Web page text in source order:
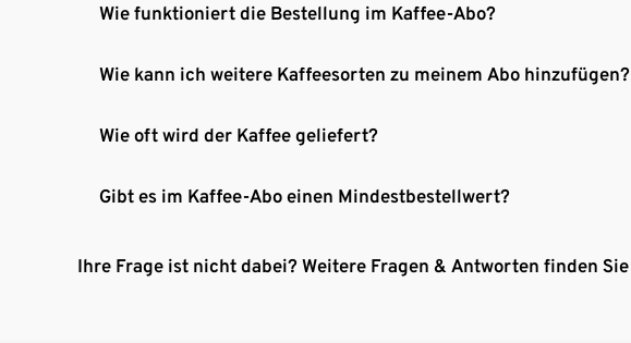
Wie funktioniert die Bestellung im Kaffee-Abo?
Wie kann ich weitere Kaffeesorten zu meinem Abo hinzufügen?
Wie oft wird der Kaffee geliefert?
Gibt es im Kaffee-Abo einen Mindestbestellwert?
Ihre Frage ist nicht dabei? Weitere Fragen & Antworten finden Sie